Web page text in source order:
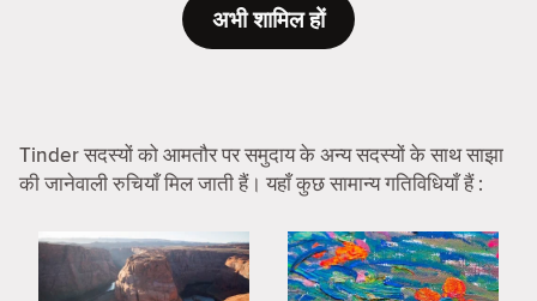
अभी शामिल हों
Tinder सदस्यों को आमतौर पर समुदाय के अन्य सदस्यों के साथ साझा
की जानेवाली रुचियाँ मिल जाती हैं। यहाँ कुछ सामान्य गतिविधियाँ हैं :